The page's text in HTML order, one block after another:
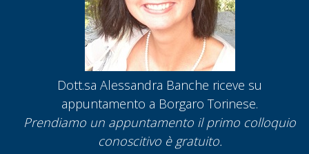
Dott.sa Alessandra Banche riceve su
appuntamento a Borgaro Torinese.
Prendiamo un appuntamento il primo colloquio
conoscitivo è gratuito.